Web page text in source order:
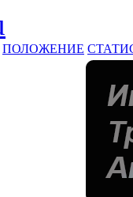
ПОЛОЖЕНИЕ